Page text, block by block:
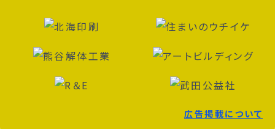
広告掲載について